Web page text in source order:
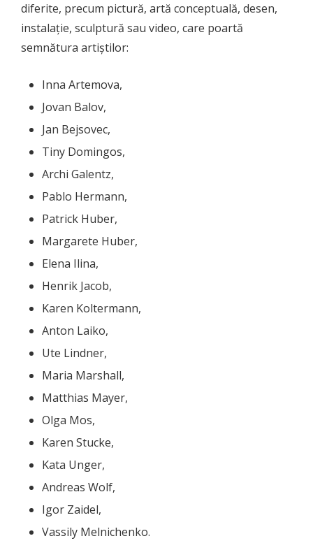
diferite, precum pictură, artă conceptuală, desen,
instalație, sculptură sau video, care poartă
semnătura artiștilor:
Inna Artemova,
Jovan Balov,
Jan Bejsovec,
Tiny Domingos,
Archi Galentz,
Pablo Hermann,
Patrick Huber,
Margarete Huber,
Elena Ilina,
Henrik Jacob,
Karen Koltermann,
Anton Laiko,
Ute Lindner,
Maria Marshall,
Matthias Mayer,
Olga Mos,
Karen Stucke,
Kata Unger,
Andreas Wolf,
Igor Zaidel,
Vassily Melnichenko.